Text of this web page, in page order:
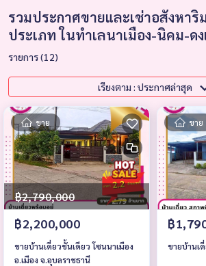
รวมประกาศขายและเช่าอสังหา
ประเภท ในทำเลนาเมือง-นิคม-ด
รายการ (12)
เรียงตาม : ประกาศล่าสุด
ขาย
฿2,790,000
฿2,200,000
ขายบ้านเดี่ยวชั้นเดียว โซนนาเมือง
อ.เมือง จ.อุบลราชธานี
ขาย
฿
ขายบ้านเ